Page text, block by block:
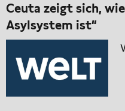
Ceuta zeigt sich,
Asylsystem ist“